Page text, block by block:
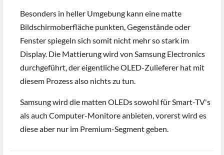
Besonders in heller Umgebung kann eine matte
Bildschirmoberfläche punkten, Gegenstände oder
Fenster spiegeln sich somit nicht mehr so stark im
Display. Die Mattierung wird von Samsung Electronics
durchgeführt, der eigentliche OLED-Zulieferer hat mit
diesem Prozess also nichts zu tun.
Samsung wird die matten OLEDs sowohl für Smart-TV's
als auch Computer-Monitore anbieten, vorerst wird es
diese aber nur im Premium-Segment geben.